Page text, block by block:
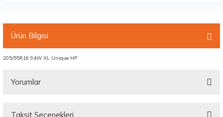
Ürün Bilgisi
205/55R16 94W XL Unique HP
Yorumlar
Taksit Seçenekleri